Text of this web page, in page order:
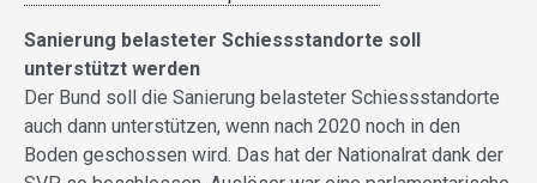
Sanierung belasteter Schiessstandorte soll
unterstützt werden
Der Bund soll die Sanierung belasteter Schiessstandorte
auch dann unterstützen, wenn nach 2020 noch in den
Boden geschossen wird. Das hat der Nationalrat dank der